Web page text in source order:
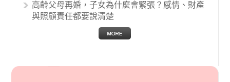
高齡父母再婚，子女為什麼會緊張？感情、財產
與照顧責任都要說清楚